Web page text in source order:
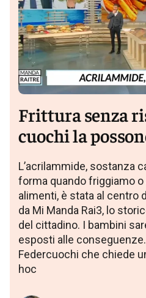
Frittura senza
cuochi la
L’acrilammide, sostanza
forma quando friggiamo
alimenti, è stata al centro
da Mi Manda Rai3, lo
del cittadino. I bambini
esposti alle
Federcuochi che chiede
hoc